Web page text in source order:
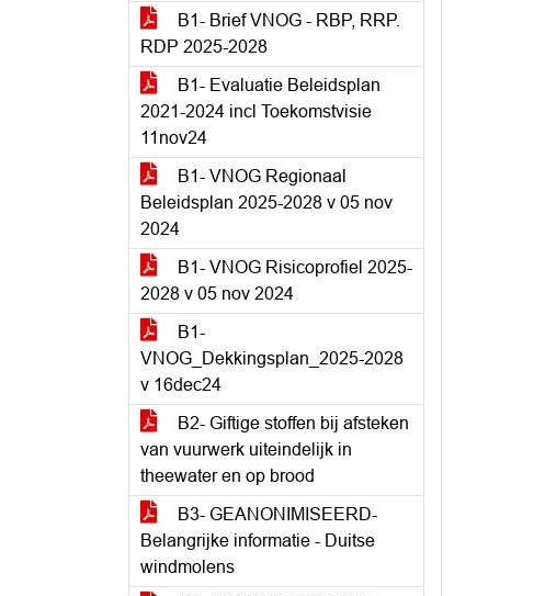
B1- Brief VNOG - RBP, RRP.
RDP 2025-2028
B1- Evaluatie Beleidsplan
2021-2024 incl Toekomstvisie
11nov24
B1- VNOG Regionaal
Beleidsplan 2025-2028 v 05 nov
2024
B1- VNOG Risicoprofiel 2025-
2028 v 05 nov 2024
B1-
VNOG_Dekkingsplan_2025-2028
v 16dec24
B2- Giftige stoffen bij afsteken
van vuurwerk uiteindelijk in
theewater en op brood
B3- GEANONIMISEERD-
Belangrijke informatie - Duitse
windmolens